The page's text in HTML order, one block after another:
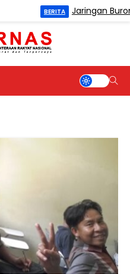
BERITA Jaringan Buronan